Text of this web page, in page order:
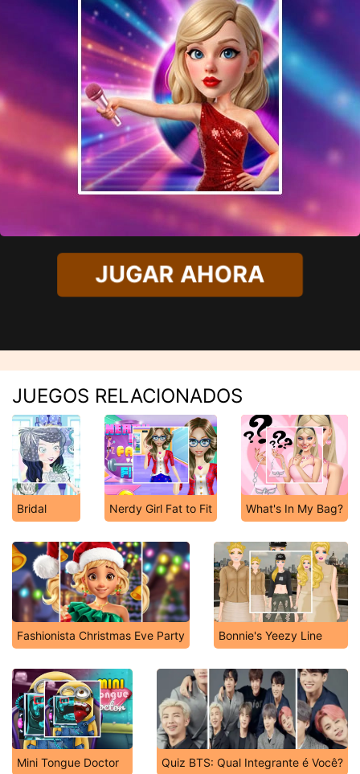
JUGAR AHORA
JUEGOS RELACIONADOS
Bridal Nerdy Girl Fat to Fit What's In My Bag?
Fashionista Christmas Eve Party Bonnie's Yeezy Line
Mini Tongue Doctor Quiz BTS: Qual Integrante é Você?